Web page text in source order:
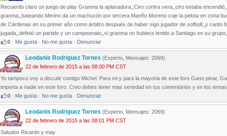
Recuerdo claro un juego de play Granma la aplanadora,,Ciro contra vera,,ciro estaba
granma,,bateando Merino da un machucón por tercera Mariño Moreno coje la pelota en zona
de Cárdenas en su primer año como árbitro después de haber sigo jugador de sofboll,,y canto
jugada,,definió un partido y un campeonato,,si granma no hubiera tenido a Santiago en su
0 · Me gusta · No me gusta · Denunciar
Leodanis Rodriguez Tornes (Experto, Mensajes: 2069)
22 de febrero de 2015 a las 08:00 PM CST
Yo tampoco voy a discutir contigo Michel. Para mi y para la mayoria de este foro Gano pinar,
importa a nadie en este foro. Creo debes tener mas seriedad en tus comentários y en los
0 · Me gusta · No me gusta · Denunciar
Leodanis Rodriguez Tornes (Experto, Mensajes: 2069)
22 de febrero de 2015 a las 08:01 PM CST
Saludos Ricardo y may